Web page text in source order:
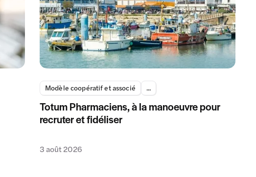
Modèle coopératif et associé ...
Totum Pharmaciens, à la manoeuvre pour
recruter et fidéliser
3 août 2026